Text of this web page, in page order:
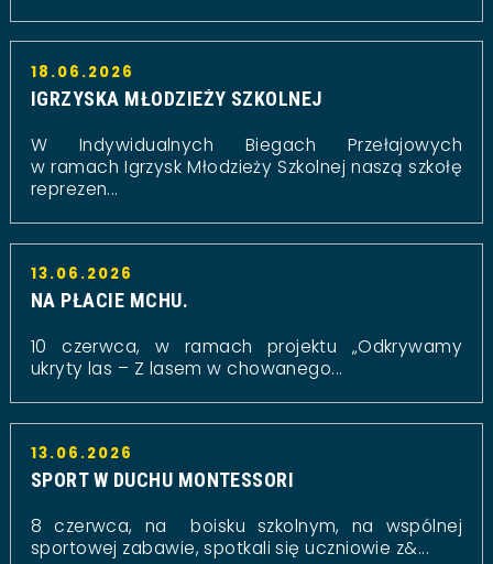
18.06.2026
IGRZYSKA MŁODZIEŻY SZKOLNEJ
W Indywidualnych Biegach Przełajowych
w ramach Igrzysk Młodzieży Szkolnej naszą szkołę
reprezen...
13.06.2026
NA PŁACIE MCHU.
10 czerwca, w ramach projektu „Odkrywamy
ukryty las – Z lasem w chowanego...
13.06.2026
SPORT W DUCHU MONTESSORI
8 czerwca, na boisku szkolnym, na wspólnej
sportowej zabawie, spotkali się uczniowie z&...